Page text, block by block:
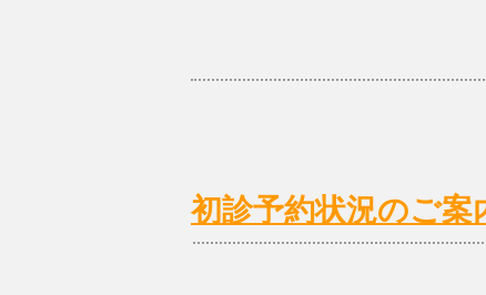
初診予約状況のご